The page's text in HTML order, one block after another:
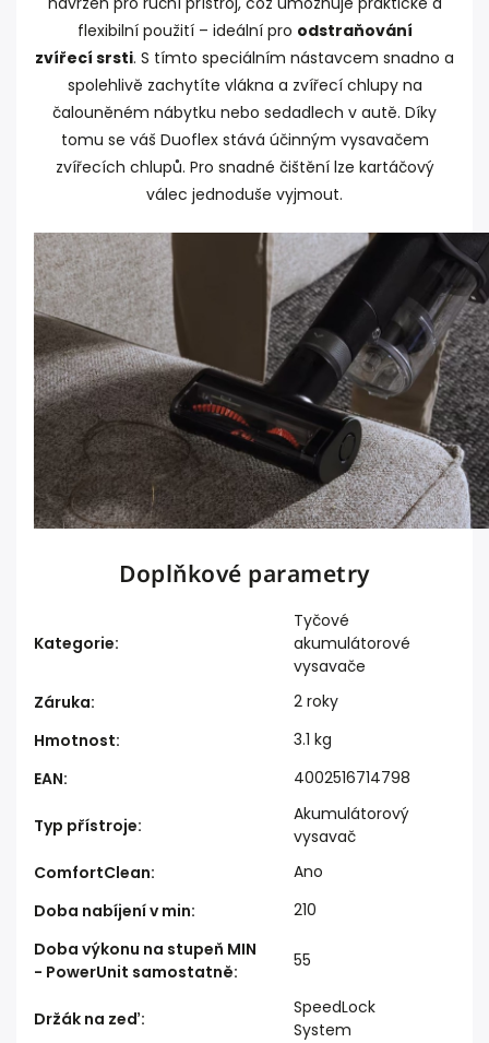
flexibilní použití – ideální pro odstraňování
zvířecí srsti. S tímto speciálním nástavcem snadno a
spolehlivě zachytíte vlákna a zvířecí chlupy na
čalouněném nábytku nebo sedadlech v autě. Díky
tomu se váš Duoflex stává účinným vysavačem
zvířecích chlupů. Pro snadné čištění lze kartáčový
válec jednoduše vyjmout.
Doplňkové parametry
Kategorie:
Tyčové
akumulátorové
vysavače
Záruka:
2 roky
Hmotnost:
3.1 kg
EAN: 4002516714798
Typ přístroje:
Akumulátorový
vysavač
ComfortClean:
Ano
Doba nabíjení v min:
210
Doba výkonu na stupeň MIN
- PowerUnit samostatně:
55
Držák na zeď:
SpeedLock
System